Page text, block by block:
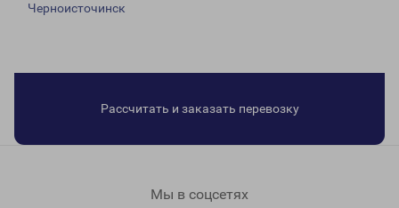
Черноисточинск
Рассчитать и заказать перевозку
Мы в соцсетях